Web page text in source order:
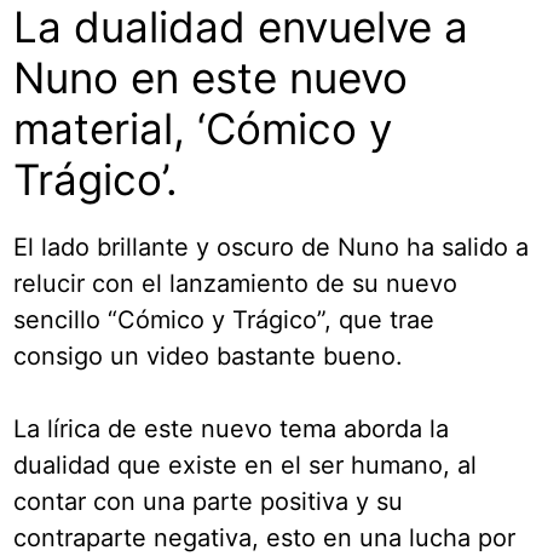
La dualidad envuelve a
Nuno en este nuevo
material, ‘Cómico y
Trágico’.
El lado brillante y oscuro de Nuno ha salido a
relucir con el lanzamiento de su nuevo
sencillo “Cómico y Trágico”, que trae
consigo un video bastante bueno.
La lírica de este nuevo tema aborda la
dualidad que existe en el ser humano, al
contar con una parte positiva y su
contraparte negativa, esto en una lucha por